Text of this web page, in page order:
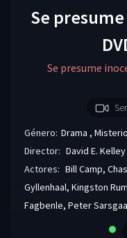
Se
Se presume
Género: Drama , Misterio
Director: David E. Kelley
Actores: Bill Camp,
Gyllenhaal, Kingston
Fagbenle, Peter